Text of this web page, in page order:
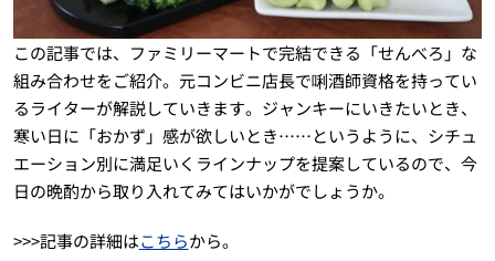
この記事では、ファミリーマートで完結できる「せんべろ」な
組み合わせをご紹介。元コンビニ店長で唎酒師資格を持ってい
るライターが解説していきます。ジャンキーにいきたいとき、
寒い日に「おかず」感が欲しいとき……というように、シチュ
エーション別に満足いくラインナップを提案しているので、今
日の晩酌から取り入れてみてはいかがでしょうか。
>>>記事の詳細はこちらから。